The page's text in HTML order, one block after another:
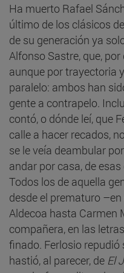
Ha muerto Rafael
último de los clásicos
de su generación ya
Alfonso Sastre, que,
aunque por trayectoria
paralelo: ambos han
gente a contrapelo.
contó, o dónde leí, que
calle a hacer recados,
se le veía deambular
andar por casa, de
Todos los de aquella
desde el prematuro
Aldecoa hasta Carmen
compañera, en las
finado. Ferlosio repudió
hastió, al parecer, de El